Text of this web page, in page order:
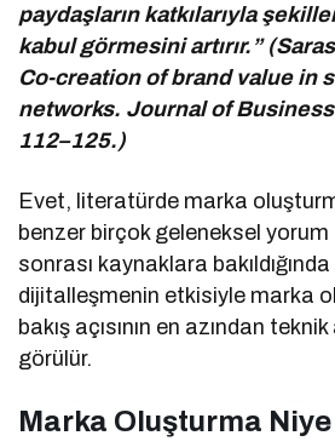
paydaşların katkılarıyla
kabul görmesini artırır.”
Co-creation of brand value in
networks. Journal of
112–125.)
Evet, literatürde marka
benzer birçok geleneksel
sonrası kaynaklara
dijitalleşmenin etkisiyle marka
bakış açısının en azından teknik
görülür.
Marka Oluşturma